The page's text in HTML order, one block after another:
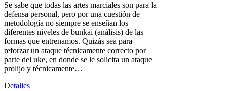
Se sabe que todas las artes marciales son para la
defensa personal, pero por una cuestión de
metodología no siempre se enseñan los
diferentes niveles de bunkai (análisis) de las
formas que entrenamos. Quizás sea para
reforzar un ataque técnicamente correcto por
parte del uke, en donde se le solicita un ataque
prolijo y técnicamente…
Detalles